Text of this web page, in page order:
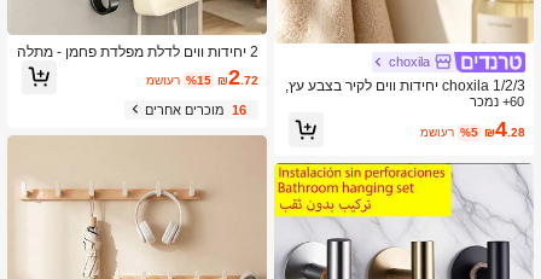
choxila
choxila 1/2/3 יחידות ווים לקיר בצבע עץ,
ווים דבקים מפלסטיק עמידים ללא קידוח,
ווים נשלפים עמידים למים למגבות אמבט
יה, חלוקים, כלי מטבח וארגון הבית
60+ נמכר
₪4.28
%5 משוער
2 יחידות ווים לדלת מפלדת פחמן - מתלה
מגבות רב תכליתי ממתכת עמידה, ווים, קו
לב לדלת, קולב לתיקים, וו לדלת, ווי אחסון
אנכיים וחסכוניים במקום, ווי מפתחות לקי
ר, ווים, מתלה מגבות לדלת חדר האמבטי
ה, צבע טיטניום, ללא צורך בקידוח, מתאי
₪2.72
%15 משוער
16מוכרים אחרים